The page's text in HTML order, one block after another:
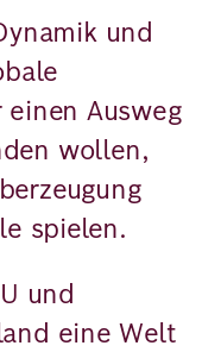
und
Ausweg
wollen,
spielen.
und
eine Welt